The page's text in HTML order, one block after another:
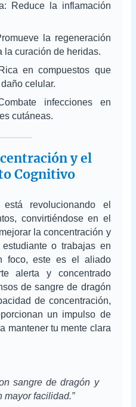
Reduce la inflamación
la regeneración
la curación de heridas.
en compuestos que
celular.
infecciones en
cutáneas.
y el
Cognitivo
revolucionando el
convirtiéndose en el
la concentración y
o trabajas en
foco, este es el aliado
alerta y concentrado
de sangre de dragón
de concentración,
un impulso de
mantener tu mente clara
sangre de dragón y
mayor facilidad.”